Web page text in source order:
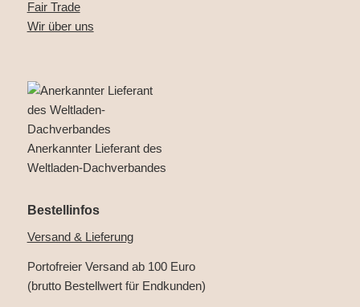
Fair Trade
Wir über uns
Anerkannter Lieferant des
Weltladen-Dachverbandes
Bestellinfos
Versand & Lieferung
Portofreier Versand ab 100 Euro
(brutto Bestellwert für Endkunden)